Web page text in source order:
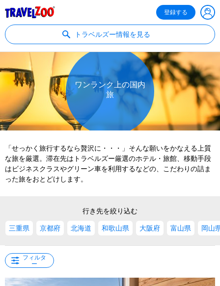
登録する
トラベルズー情報を見る
ワンランク上の国内
旅
「せっかく旅行するなら贅沢に・・・」そんな願いをかなえる上質
な旅を厳選。滞在先はトラベルズー厳選のホテル・旅館、移動手段
はビジネスクラスやグリーン車を利用するなどの、こだわりの詰ま
った旅をおとどけします。
行き先を絞り込む
三重県
京都府 北海道 和歌山県 大阪府 富山県 岡山
フィルタ
ー